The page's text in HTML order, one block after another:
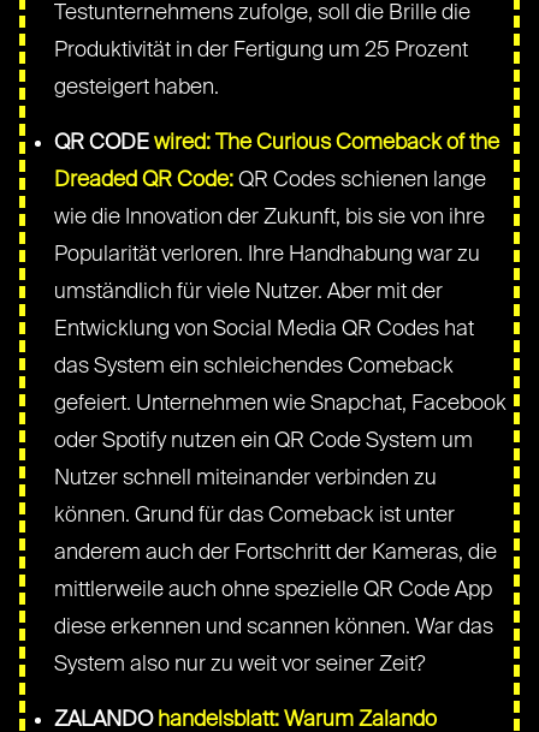
Testunternehmens zufolge, soll die Brille die
Produktivität in der Fertigung um 25 Prozent
gesteigert haben.
QR CODEwired: The Curious Comeback of the
Dreaded QR Code: QR Codes schienen lange
wie die Innovation der Zukunft, bis sie von ihre
Popularität verloren. Ihre Handhabung war zu
umständlich für viele Nutzer. Aber mit der
Entwicklung von Social Media QR Codes hat
das System ein schleichendes Comeback
gefeiert. Unternehmen wie Snapchat, Facebook
oder Spotify nutzen ein QR Code System um
Nutzer schnell miteinander verbinden zu
können. Grund für das Comeback ist unter
anderem auch der Fortschritt der Kameras, die
mittlerweile auch ohne spezielle QR Code App
diese erkennen und scannen können. War das
System also nur zu weit vor seiner Zeit?
ZALANDO handelsblatt: Warum Zalando